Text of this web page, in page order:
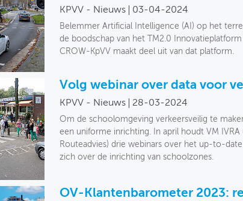
KPVV - Nieuws 03-04-2024
Belemmer Artificial Intelligence (AI) op het
de boodschap van het TM2.0
CROW-KpVV maakt deel uit van dat platform.
Volg webinar over data voor
KPVV - Nieuws 28-03-2024
Om de schoolomgeving verkeersveilig te
een uniforme inrichting. In april houdt VM
Routeadvies) drie webinars over het up-to-
zich over de inrichting van schoolzones.
OV-Klantenbarometer 2023: